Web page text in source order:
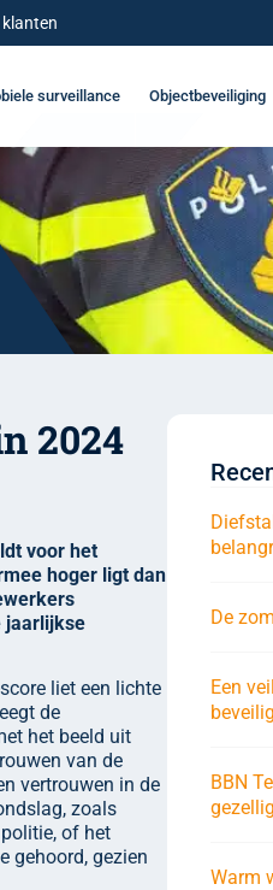
surveillance Objectbeveiliging
2024
voor het
hoger ligt dan
jaarlijkse
liet een lichte
de
het beeld uit
van de
vertrouwen in de
zoals
of het
gehoord, gezien
De
Een
BBN
Warm